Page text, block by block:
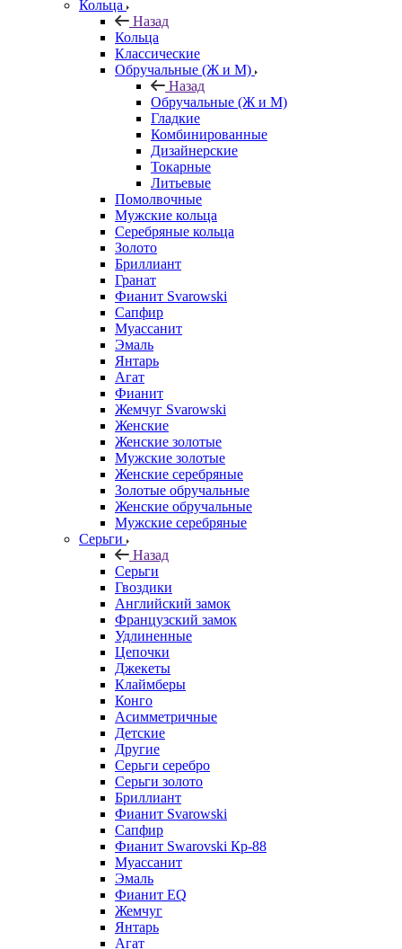
Кольца
Назад
Кольца
Классические
Обручальные (Ж и М)
Назад
Обручальные (Ж и М)
Гладкие
Комбинированные
Дизайнерские
Токарные
Литьевые
Помолвочные
Мужские кольца
Серебряные кольца
Золото
Бриллиант
Гранат
Фианит Svarowski
Сапфир
Муассанит
Эмаль
Янтарь
Агат
Фианит
Жемчуг Svarowski
Женские
Женские золотые
Мужские золотые
Женские серебряные
Золотые обручальные
Женские обручальные
Мужские серебряные
Серьги
Назад
Серьги
Гвоздики
Английский замок
Французский замок
Удлиненные
Цепочки
Джекеты
Клаймберы
Конго
Асимметричные
Детские
Другие
Серьги серебро
Серьги золото
Бриллиант
Фианит Svarowski
Сапфир
Фианит Swarovski Кр-88
Муассанит
Эмаль
Фианит EQ
Жемчуг
Янтарь
Агат